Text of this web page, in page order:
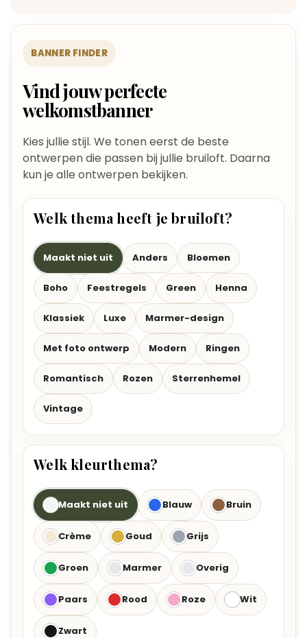
BANNER FINDER
Vind jouw perfecte
welkomstbanner
Kies jullie stijl. We tonen eerst de beste
ontwerpen die passen bij jullie bruiloft. Daarna
kun je alle ontwerpen bekijken.
Welk thema heeft je bruiloft?
Maakt niet uit Anders Bloemen
Boho Feestregels Green Henna
Klassiek Luxe Marmer-design
Met foto ontwerp Modern Ringen
Romantisch Rozen Sterrenhemel
Vintage
Welk kleurthema?
Maakt niet uit Blauw Bruin
Crème Goud Grijs
Groen Marmer Overig
Paars Rood Roze Wit
Zwart